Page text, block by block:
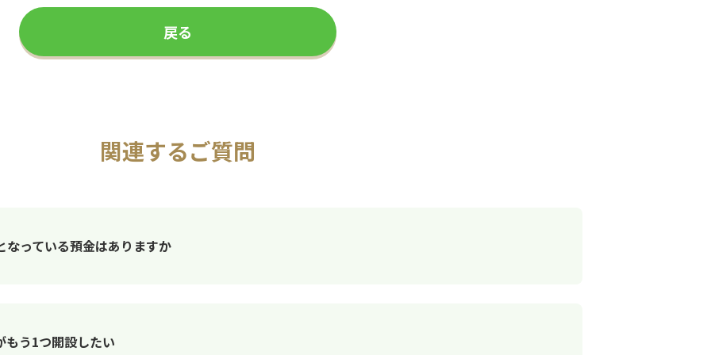
戻る
関連するご質問
っている預金はありますか
もう1つ開設したい